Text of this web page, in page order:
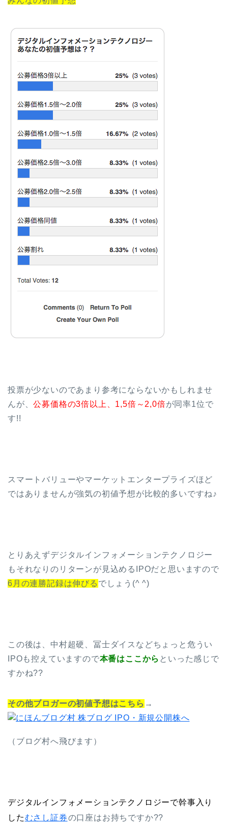
投票が少ないのであまり参考にならないかもしれませ
んが、公募価格の3倍以上、1,5倍～2,0倍が同率1位で
す!!
スマートバリューやマーケットエンタープライズほど
ではありませんが強気の初値予想が比較的多いですね♪
とりあえずデジタルインフォメーションテクノロジー
もそれなりのリターンが見込めるIPOだと思いますので
6月の連勝記録は伸びる でしょう(^ ^)
この後は、中村超硬、冨士ダイスなどちょっと危うい
IPOも控えていますので本番はここから といった感じで
すかね??
その他ブロガーの初値予想はこちら →
（ブログ村へ飛びます）
デジタルインフォメーションテクノロジーで幹事入り
したむさし証券の口座はお持ちですか??